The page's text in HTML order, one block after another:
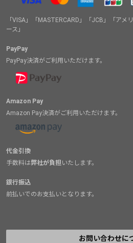
「VISA」「MASTERCARD」「JCB」「アメ
ース」
PayPay
PayPay決済がご利用いただけます。
Amazon Pay
Amazon Pay決済がご利用いただけます。
代金引換
手数料は弊社が負担 いたします。
銀行振込
前払いでのお支払いとなります。
お問い合わせに